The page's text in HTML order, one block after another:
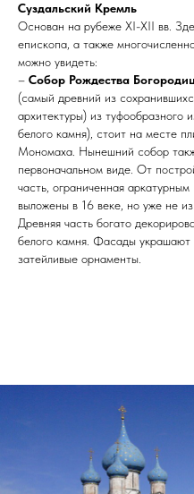
Суздальский Кремль
Основан на рубеже XI-XII вв.
епископа, а также
можно увидеть:
– Собор Рождества
(самый древний из
архитектуры) из туфообразного
белого камня), стоит на месте
Мономаха. Нынешний собор
первоначальном виде. От
часть, ограниченная
выложены в 16 веке, но уже не
Древняя часть богато
белого камня. Фасады украшают
затейливые орнаменты.